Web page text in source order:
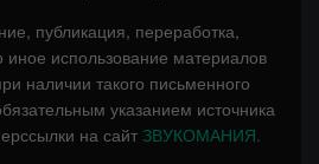
публикация, переработка,
использование материалов
наличии такого письменного
указанием источника
на сайт ЗВУКОМАНИЯ.